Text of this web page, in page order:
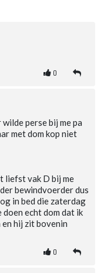
0
wilde perse bij me pa
met dom kop niet
liefst vak D bij me
bewindvoerder dus
in bed die zaterdag
echt dom dat ik
en hij zit bovenin
0